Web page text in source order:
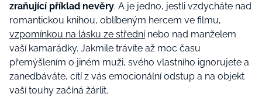
zraňující příklad nevěry. A je jedno, jestli vzdycháte nad
romantickou knihou, oblíbeným hercem ve filmu,
vzpomínkou na lásku ze střednínebo nad manželem
vaší kamarádky. Jakmile trávíte až moc času
přemýšlením o jiném muži, svého vlastního ignorujete a
zanedbáváte, cítí z vás emocionální odstup a na objekt
vaší touhy začíná žárlit.